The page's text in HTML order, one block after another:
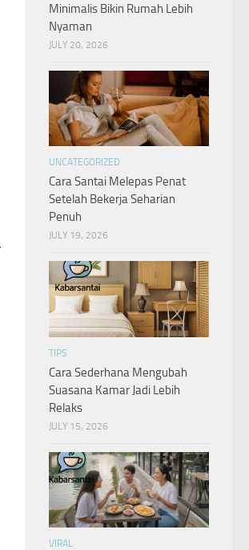
Minimalis Bikin Rumah Lebih
Nyaman
JULY 20, 2026
UNCATEGORIZED
Cara Santai Melepas Penat
Setelah Bekerja Seharian
Penuh
JULY 19, 2026
TIPS
Cara Sederhana Mengubah
Suasana Kamar Jadi Lebih
Relaks
JULY 15, 2026
VIRAL